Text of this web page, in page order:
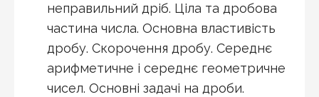
неправильний дріб. Ціла та дробова
частина числа. Основна властивість
дробу. Скорочення дробу. Середнє
арифметичне і середнє геометричне
чисел. Основні задачі на дроби.